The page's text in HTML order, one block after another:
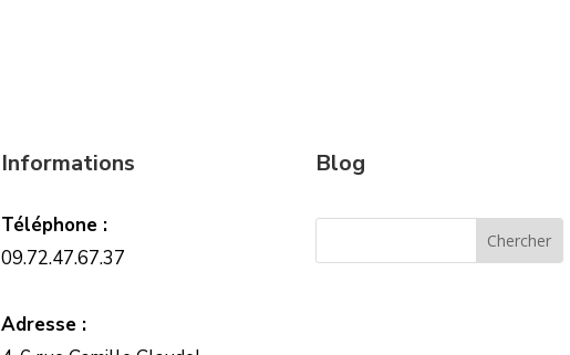
Informations
Téléphone :
09.72.47.67.37
Adresse :
Blog